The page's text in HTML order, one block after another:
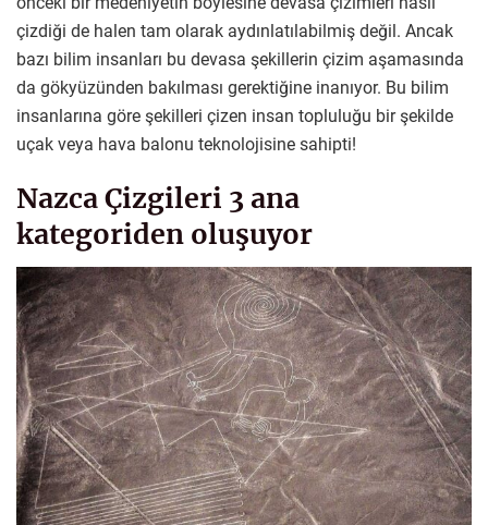
çizdiği de halen tam olarak aydınlatılabilmiş değil. Ancak
bazı bilim insanları bu devasa şekillerin çizim aşamasında
da gökyüzünden bakılması gerektiğine inanıyor. Bu bilim
insanlarına göre şekilleri çizen insan topluluğu bir şekilde
uçak veya hava balonu teknolojisine sahipti!
Nazca Çizgileri 3 ana
kategoriden oluşuyor